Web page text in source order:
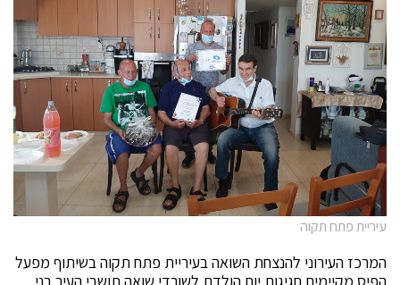
עיריית פתח תקוה
המרכז העירוני להנצחת השואה בעיריית פתח תקוה בשיתוף מפעל
הפיס מקיימים חגיגות יום הולדת לשורדי שואה תושבי העיר בני